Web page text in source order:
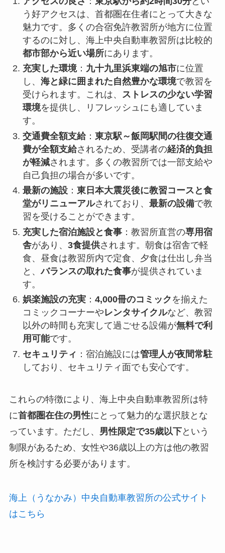
う好アクセスは、首都圏在住者にとって大きな
魅力です。多くの合宿免許教習所が地方に位置
するのに対し、海上中央自動車教習所は比較的
都市部から近い場所にあります。
充実した環境： 九十九里浜東端の旭市に位置
し、 海と緑に囲まれた自然豊かな環境で教習を
受けられます。これは、 ストレスの少ない学習
環境を提供し、リフレッシュにも適していま
す。
交通費全額支給： 東京駅～飯岡駅間の往復交通
費が全額支給されるため、受講者の経済的負担
が軽減されます。多くの教習所では一部支給や
自己負担の場合が多いです。
最新の施設： 東日本大震災後に教習コースと食
堂がリニューアルされており、 最新の設備で教
習を受けることができます。
充実した宿泊施設と食事：教習所直営の専用宿
舎があり、 3食提供されます。朝食は宿舎で軽
食、昼食は教習所内で定食、夕食は仕出し弁当
と、バランスの取れた食事が提供されていま
す。
娯楽施設の充実： 4,000冊のコミック を揃えた
コミックコーナーやレンタサイクルなど、教習
以外の時間も充実して過ごせる設備が無料で利
用可能です。
セキュリティ ：宿泊施設には管理人が夜間常駐
しており、セキュリティ面でも安心です。
これらの特徴により、海上中央自動車教習所は特
に首都圏在住の男性にとって魅力的な選択肢とな
っています。ただし、 男性限定で35歳以下という
制限があるため、女性や36歳以上の方は他の教習
所を検討する必要があります。
海上（うなかみ）中央自動車教習所の公式サイト
はこちら